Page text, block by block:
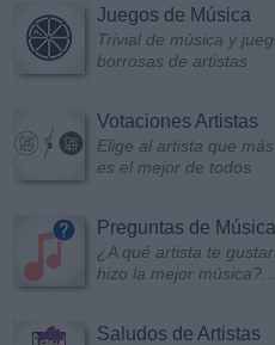
Juegos de Música
Trivial de música y
borrosas de artistas
Votaciones Artistas
Elige al artista que
es el mejor de todos
Preguntas de Música
¿A qué artista te
hizo la mejor música?...
Saludos de Artistas